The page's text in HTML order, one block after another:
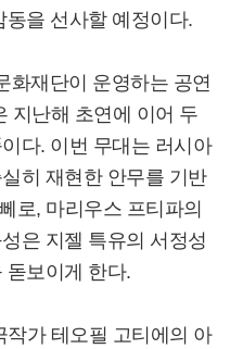
을 선사할 예정이다.
화재단이 운영하는 공연
지난해 초연에 이어 두
다. 이번 무대는 러시아
히 재현한 안무를 기반
로, 마리우스 프티파의
은 지젤 특유의 서정성
돋보이게 한다.
작가 테오필 고티에의 아